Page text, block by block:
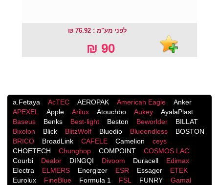
לפני מע"מ : 76.92 ₪
90 ₪
a.Fetaya AcTEC AEROPAK American Eagle
Anker
APEXEL
Apple Arilux Atouchbo Aukey
AyalaPlast
Baseus
Benks Best-light Beston Beworlder
BILLAT
Bixolon
Blick BlitzWolf Bluedio Blueendless
BOSTON
BRICO
BroadLink CAFELE Camelion
ceys
CHOETECH
Chunghop COMPOINT
COSMOS LACֹ
Courbi
Dealor DINGQI Divoom Duracell
Edimax
Electra
ELMERS Energizer ESR Essager
ETEK
Eurolux
FineBlue Formula 1 FSL FUNRY
Gamal